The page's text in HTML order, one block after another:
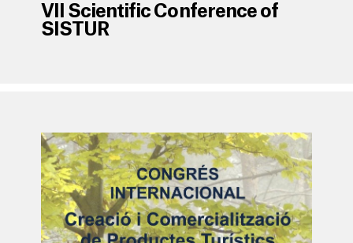
VII Scientific Conference of
SISTUR